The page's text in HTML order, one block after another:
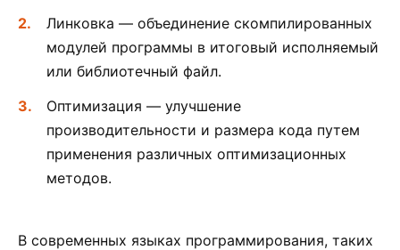
Линковка — объединение скомпилированных
модулей программы в итоговый исполняемый
или библиотечный файл.
Оптимизация — улучшение
производительности и размера кода путем
применения различных оптимизационных
методов.
В современных языках программирования, таких